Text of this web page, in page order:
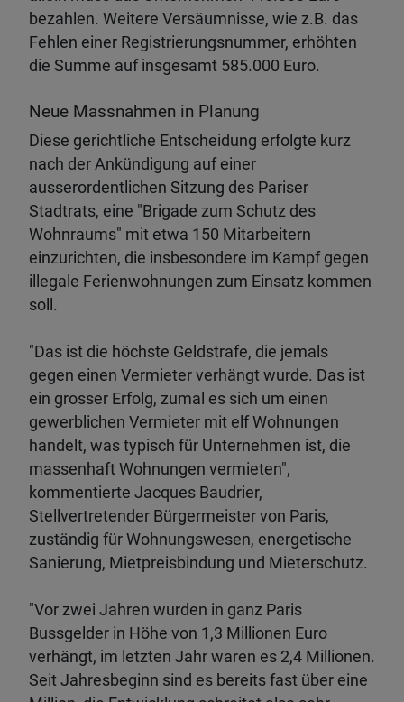
bezahlen. Weitere Versäumnisse, wie z.B. das
Fehlen einer Registrierungsnummer, erhöhten
die Summe auf insgesamt 585.000 Euro.
Neue Massnahmen in Planung
Diese gerichtliche Entscheidung erfolgte kurz
nach der Ankündigung auf einer
ausserordentlichen Sitzung des Pariser
Stadtrats, eine "Brigade zum Schutz des
Wohnraums" mit etwa 150 Mitarbeitern
einzurichten, die insbesondere im Kampf gegen
illegale Ferienwohnungen zum Einsatz kommen
soll.
"Das ist die höchste Geldstrafe, die jemals
gegen einen Vermieter verhängt wurde. Das ist
ein grosser Erfolg, zumal es sich um einen
gewerblichen Vermieter mit elf Wohnungen
handelt, was typisch für Unternehmen ist, die
massenhaft Wohnungen vermieten",
kommentierte Jacques Baudrier,
Stellvertretender Bürgermeister von Paris,
zuständig für Wohnungswesen, energetische
Sanierung, Mietpreisbindung und Mieterschutz.
"Vor zwei Jahren wurden in ganz Paris
Bussgelder in Höhe von 1,3 Millionen Euro
verhängt, im letzten Jahr waren es 2,4 Millionen.
Seit Jahresbeginn sind es bereits fast über eine